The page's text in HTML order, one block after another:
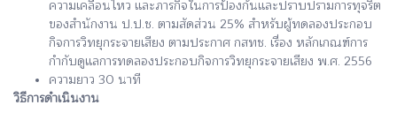
ความเคลื่อนไหว และภารกิจในการป้องกันและปราบปรามการทุจริต
ของสำนักงาน ป.ป.ช. ตามสัดส่วน 25% สำหรับผู้ทดลองประกอบ
กิจการวิทยุกระจายเสียง ตามประกาศ กสทช. เรื่อง หลักเกณฑ์การ
กำกับดูแลการทดลองประกอบกิจการวิทยุกระจายเสียง พ.ศ. 2556
ความยาว 30 นาที
วิธีการดำเนินงาน